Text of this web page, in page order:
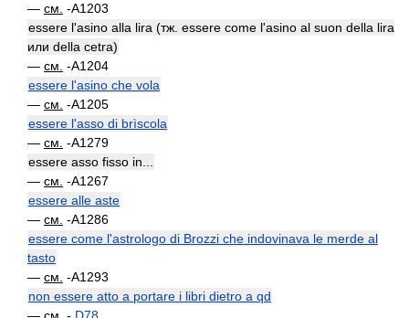
— см. -A1203
essere l'asino alla lira (тж. essere come l'asino al suon della lira
или della cetra)
— см. -A1204
essere l'asino che vola
— см. -A1205
essere l'asso di brìscola
— см. -A1279
essere asso fisso in...
— см. -A1267
essere alle aste
— см. -A1286
essere come l'astrologo di Brozzi che indovinava le merde al
tasto
— см. -A1293
non essere atto a portare i libri dietro a qd